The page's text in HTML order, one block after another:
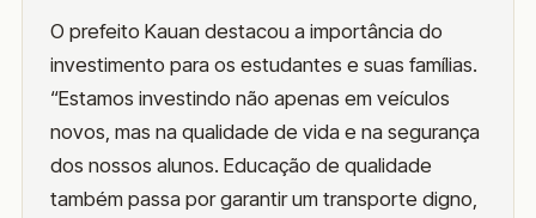
O prefeito Kauan destacou a importância do
investimento para os estudantes e suas famílias.
“Estamos investindo não apenas em veículos
novos, mas na qualidade de vida e na segurança
dos nossos alunos. Educação de qualidade
também passa por garantir um transporte digno,